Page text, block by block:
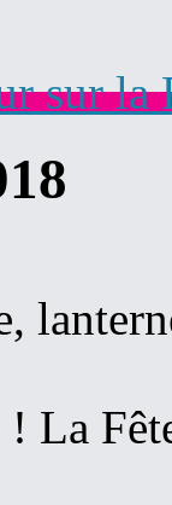
sur la
! La